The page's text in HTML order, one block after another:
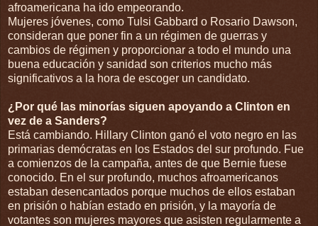
afroamericana ha ido empeorando.
Mujeres jóvenes, como Tulsi Gabbard o Rosario Dawson,
consideran que poner fin a un régimen de guerras y
cambios de régimen y proporcionar a todo el mundo una
buena educación y sanidad son criterios mucho más
significativos a la hora de escoger un candidato.
¿Por qué las minorías siguen apoyando a Clinton en
vez de a Sanders?
Está cambiando. Hillary Clinton ganó el voto negro en las
primarias demócratas en los Estados del sur profundo. Fue
a comienzos de la campaña, antes de que Bernie fuese
conocido. En el sur profundo, muchos afroamericanos
estaban desencantados porque muchos de ellos estaban
en prisión o habían estado en prisión, y la mayoría de
votantes son mujeres mayores que asisten regularmente a